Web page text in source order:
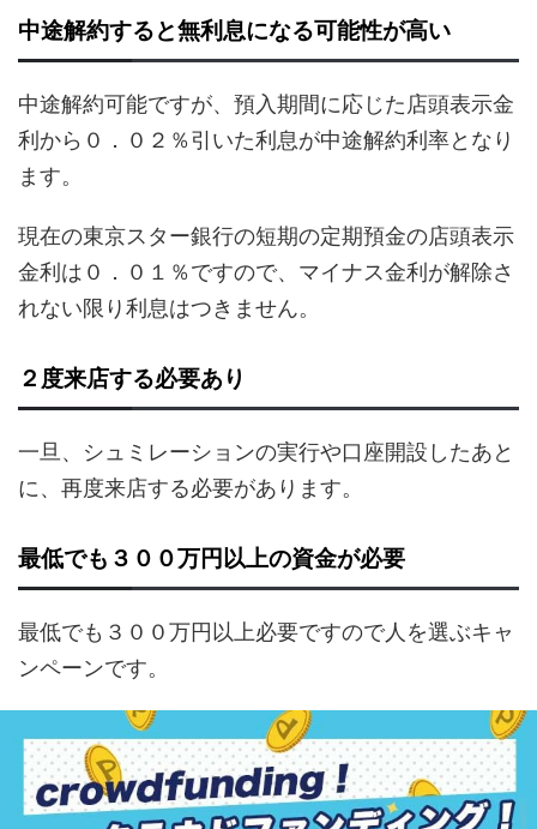
中途解約すると無利息になる可能性が高い
中途解約可能ですが、預入期間に応じた店頭表示金
利から０．０２％引いた利息が中途解約利率となり
ます。
現在の東京スター銀行の短期の定期預金の店頭表示
金利は０．０１％ですので、マイナス金利が解除さ
れない限り利息はつきません。
２度来店する必要あり
一旦、シュミレーションの実行や口座開設したあと
に、再度来店する必要があります。
最低でも３００万円以上の資金が必要
最低でも３００万円以上必要ですので人を選ぶキャ
ンペーンです。